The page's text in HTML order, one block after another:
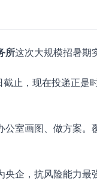
所这次大规模招暑期
止，现在投递正是
室画图、做方案。
企，抗风险能力最